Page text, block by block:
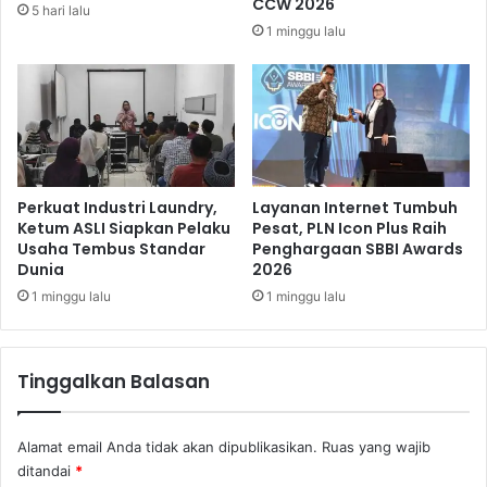
5 hari lalu CCW 2026
1 minggu lalu
Perkuat Industri Laundry,
Ketum ASLI Siapkan Pelaku
Usaha Tembus Standar
Dunia
1 minggu lalu
Layanan Internet Tumbuh
Pesat, PLN Icon Plus Raih
Penghargaan SBBI Awards
2026
1 minggu lalu
Tinggalkan Balasan
Alamat email Anda tidak akan dipublikasikan. Ruas yang wajib
ditandai *